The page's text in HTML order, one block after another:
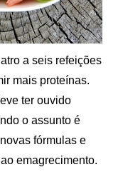
a seis refeições
mais proteínas.
ter ouvido
o assunto é
fórmulas e
emagrecimento.